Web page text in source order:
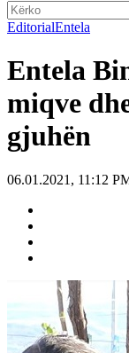
EditorialEntela
Entela
miqve
gjuhën
06.01.2021, 11:12